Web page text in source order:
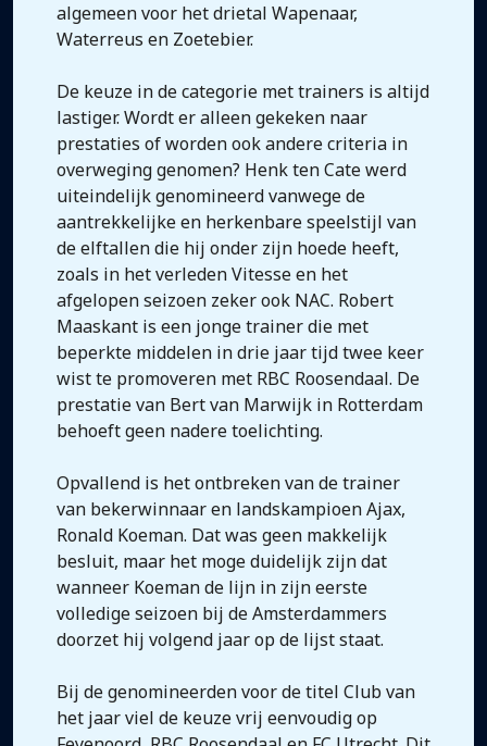
algemeen voor het drietal Wapenaar,
Waterreus en Zoetebier.
De keuze in de categorie met trainers is altijd
lastiger. Wordt er alleen gekeken naar
prestaties of worden ook andere criteria in
overweging genomen? Henk ten Cate werd
uiteindelijk genomineerd vanwege de
aantrekkelijke en herkenbare speelstijl van
de elftallen die hij onder zijn hoede heeft,
zoals in het verleden Vitesse en het
afgelopen seizoen zeker ook NAC. Robert
Maaskant is een jonge trainer die met
beperkte middelen in drie jaar tijd twee keer
wist te promoveren met RBC Roosendaal. De
prestatie van Bert van Marwijk in Rotterdam
behoeft geen nadere toelichting.
Opvallend is het ontbreken van de trainer
van bekerwinnaar en landskampioen Ajax,
Ronald Koeman. Dat was geen makkelijk
besluit, maar het moge duidelijk zijn dat
wanneer Koeman de lijn in zijn eerste
volledige seizoen bij de Amsterdammers
doorzet hij volgend jaar op de lijst staat.
Bij de genomineerden voor de titel Club van
het jaar viel de keuze vrij eenvoudig op